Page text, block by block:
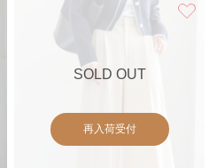
SOLD OUT
再入荷受付